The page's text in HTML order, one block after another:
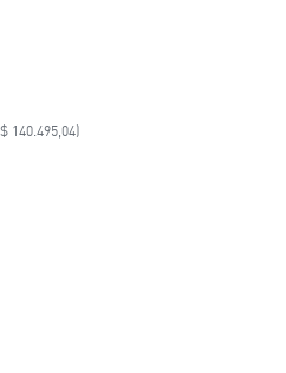
Speedcat Go Bejewelled
140.495,04)